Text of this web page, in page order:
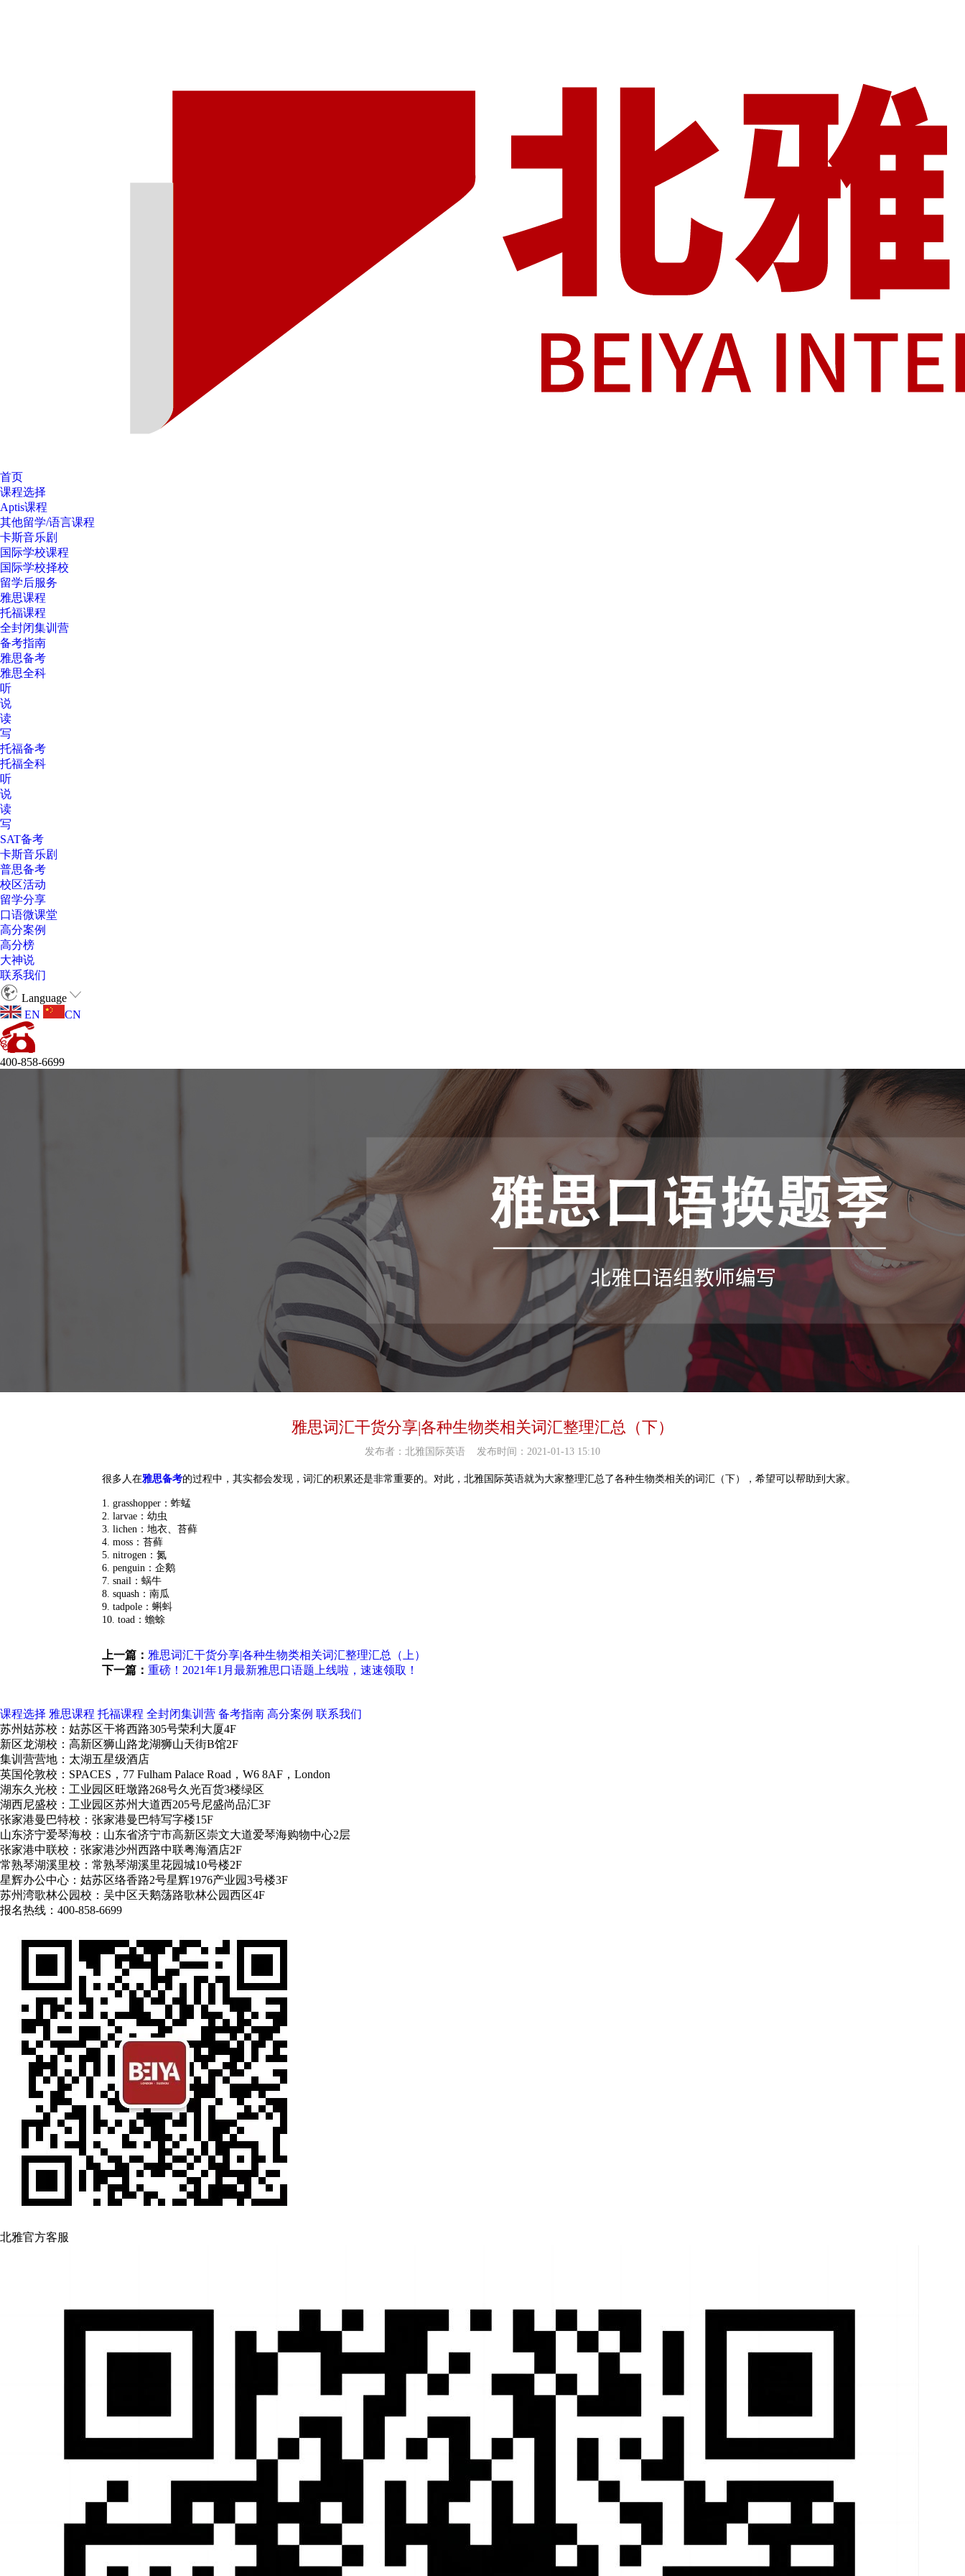
首页
课程选择
Aptis课程
其他留学/语言课程
卡斯音乐剧
国际学校课程
国际学校择校
留学后服务
雅思课程
托福课程
全封闭集训营
备考指南
雅思备考
雅思全科
听
说
读
写
托福备考
托福全科
听
说
读
写
SAT备考
卡斯音乐剧
普思备考
校区活动
留学分享
口语微课堂
高分案例
高分榜
大神说
联系我们
Language
EN
CN
400-858-6699
雅思词汇干货分享|各种生物类相关词汇整理汇总（下）
发布者：北雅国际英语 发布时间：2021-01-13 15:10
很多人在雅思备考的过程中，其实都会发现，词汇的积累还是非常重要的。对此，北雅国际英语就为大家整理汇总了各种生物类相关的词汇（下），希望可以帮助到大家。
1. grasshopper：蚱蜢
2. larvae：幼虫
3. lichen：地衣、苔藓
4. moss：苔藓
5. nitrogen：氮
6. penguin：企鹅
7. snail：蜗牛
8. squash：南瓜
9. tadpole：蝌蚪
10. toad：蟾蜍
上一篇： 雅思词汇干货分享|各种生物类相关词汇整理汇总（上）
下一篇： 重磅！2021年1月最新雅思口语题上线啦，速速领取！
课程选择 雅思课程 托福课程 全封闭集训营 备考指南 高分案例 联系我们
苏州姑苏校：姑苏区干将西路305号荣利大厦4F
新区龙湖校：高新区狮山路龙湖狮山天街B馆2F
集训营营地：太湖五星级酒店
英国伦敦校：SPACES，77 Fulham Palace Road，W6 8AF，London
湖东久光校：工业园区旺墩路268号久光百货3楼绿区
湖西尼盛校：工业园区苏州大道西205号尼盛尚品汇3F
张家港曼巴特校：张家港曼巴特写字楼15F
山东济宁爱琴海校：山东省济宁市高新区崇文大道爱琴海购物中心2层
张家港中联校：张家港沙州西路中联粤海酒店2F
常熟琴湖溪里校：常熟琴湖溪里花园城10号楼2F
星辉办公中心：姑苏区络香路2号星辉1976产业园3号楼3F
苏州湾歌林公园校：吴中区天鹅荡路歌林公园西区4F
报名热线：400-858-6699
北雅官方客服